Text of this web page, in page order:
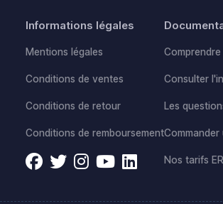
Informations légales
Mentions légales
Conditions de ventes
Conditions de retour
Conditions de remboursement
Comprendre
Consulter
Les
Commander
Nos tarifs